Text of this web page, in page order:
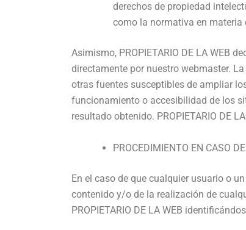
derechos de propiedad
como la normativa en
Asimismo, PROPIETARIO DE LA WEB
directamente por nuestro webmaster.
otras fuentes susceptibles de ampliar
funcionamiento o accesibilidad de los
resultado obtenido. PROPIETARIO DE
PROCEDIMIENTO EN CASO
En el caso de que cualquier usuario o
contenido y/o de la realización de
PROPIETARIO DE LA WEB